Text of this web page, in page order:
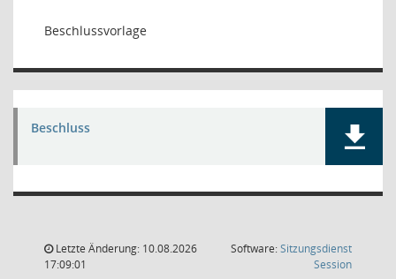
Beschlussvorlage
Beschluss
Letzte Änderung: 10.08.2026
17:09:01
Software:Sitzungsdienst
Session(Wird in